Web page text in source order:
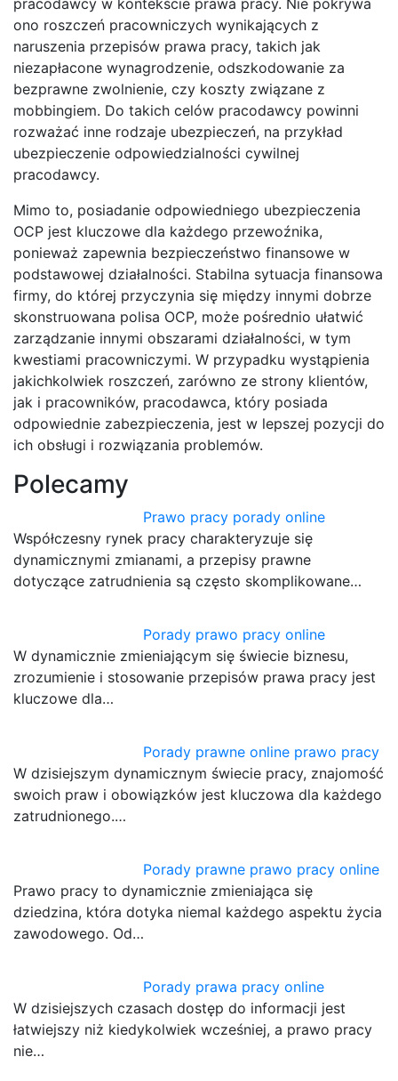
ono roszczeń pracowniczych wynikających z
naruszenia przepisów prawa pracy, takich jak
niezapłacone wynagrodzenie, odszkodowanie za
bezprawne zwolnienie, czy koszty związane z
mobbingiem. Do takich celów pracodawcy powinni
rozważać inne rodzaje ubezpieczeń, na przykład
ubezpieczenie odpowiedzialności cywilnej
pracodawcy.
Mimo to, posiadanie odpowiedniego ubezpieczenia
OCP jest kluczowe dla każdego przewoźnika,
ponieważ zapewnia bezpieczeństwo finansowe w
podstawowej działalności. Stabilna sytuacja finansowa
firmy, do której przyczynia się między innymi dobrze
skonstruowana polisa OCP, może pośrednio ułatwić
zarządzanie innymi obszarami działalności, w tym
kwestiami pracowniczymi. W przypadku wystąpienia
jakichkolwiek roszczeń, zarówno ze strony klientów,
jak i pracowników, pracodawca, który posiada
odpowiednie zabezpieczenia, jest w lepszej pozycji do
ich obsługi i rozwiązania problemów.
Polecamy
Prawo pracy porady online
Współczesny rynek pracy charakteryzuje się
dynamicznymi zmianami, a przepisy prawne
dotyczące zatrudnienia są często skomplikowane…
Porady prawo pracy online
W dynamicznie zmieniającym się świecie biznesu,
zrozumienie i stosowanie przepisów prawa pracy jest
kluczowe dla…
Porady prawne online prawo pracy
W dzisiejszym dynamicznym świecie pracy, znajomość
swoich praw i obowiązków jest kluczowa dla każdego
zatrudnionego.…
Porady prawne prawo pracy online
Prawo pracy to dynamicznie zmieniająca się
dziedzina, która dotyka niemal każdego aspektu życia
zawodowego. Od…
Porady prawa pracy online
W dzisiejszych czasach dostęp do informacji jest
łatwiejszy niż kiedykolwiek wcześniej, a prawo pracy
nie…